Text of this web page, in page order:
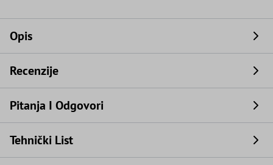
Opis
Recenzije
Pitanja I Odgovori
Tehnički List